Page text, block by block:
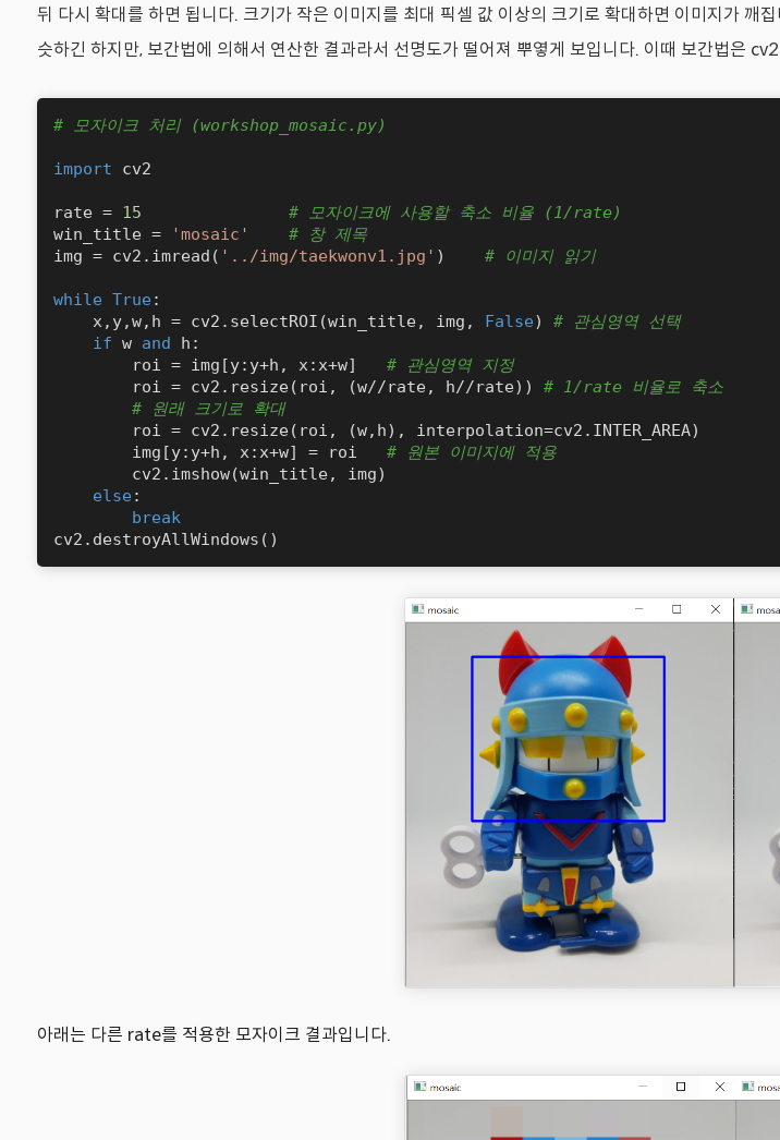
뒤 다시 확대를 하면 됩니다. 크기가 작은 이미지를 최대 픽셀 값 이상의 크기로 확대하면 이미지가 깨
슷하긴 하지만, 보간법에 의해서 연산한 결과라서 선명도가 떨어져 뿌옇게 보입니다. 이때 보간법은
# 모자이크 처리 (workshop_mosaic.py)
import cv2
rate = 15
# 모자이크에 사용할 축소 비율 (1/rate)
win_title =
'mosaic'
# 창 제목
img = cv2.imread( '../img/taekwonv1.jpg' ) # 이미지 읽기
while True:
    x,y,w,h = cv2.selectROI(win_title, img,
False) # 관심영역 선택
if w and h:
        roi = img[y:y+h, x:x+w]
# 관심영역 지정
        roi = cv2.resize(roi, (w//rate, h//rate))
# 1/rate 비율로 축소
# 원래 크기로 확대
        roi = cv2.resize(roi, (w,h), interpolation=cv2.INTER_AREA)
        img[y:y+h, x:x+w] = roi
# 원본 이미지에 적용
        cv2.imshow(win_title, img)
else:
break
cv2.destroyAllWindows()
아래는 다른 rate를 적용한 모자이크 결과입니다.